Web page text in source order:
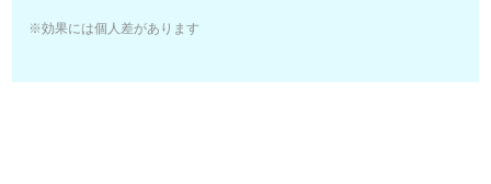
※効果には個人差があります